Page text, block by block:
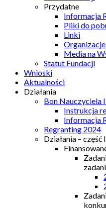
Przydatne
Informacja
Pliki do
Linki
Media na
Statut Fundacji
Wnioski
Aktualności
Działania
Bon Nauczyciela
Instrukcja
Informacja
Regranting 2024
Działania – część I